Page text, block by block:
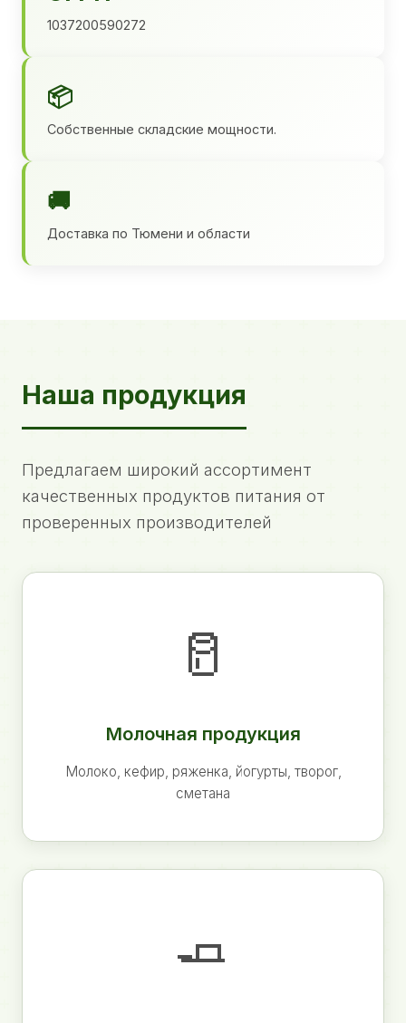
1037200590272
📦
Собственные складские мощности.
🚚
Доставка по Тюмени и области
Наша продукция
Предлагаем широкий ассортимент
качественных продуктов питания от
проверенных производителей
🥛
Молочная продукция
Молоко, кефир, ряженка, йогурты, творог,
сметана
🧈